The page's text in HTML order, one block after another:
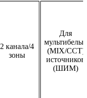
2 канала/4
зоны
Для
мультибелых
(MIX/CCT)
источников
(ШИМ)